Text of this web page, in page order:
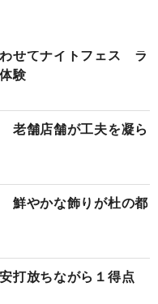
せてナイトフェス ラ
験
老舗店舗が工夫を凝ら
鮮やかな飾りが杜の都
打放ちながら１得点